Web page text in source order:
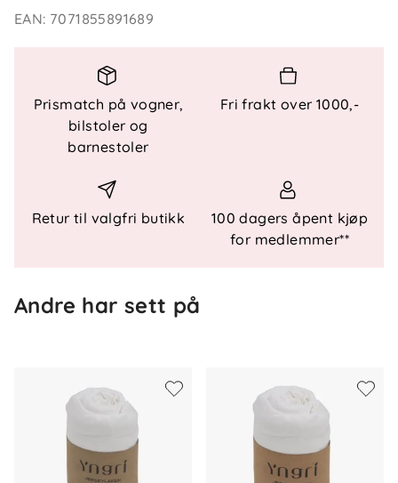
- Elastisk passform - Strikk rundt hele kanten -
Pustende materiale - Formsydd jersey - Kan vaskes
på 60 °C - Bør ikke vaskes med håndklær for å
unngå nupping
- 100 % bomull
EAN: 7071855891689
Prismatch på vogner,
bilstoler og
barnestoler
Fri frakt over 1000,-
Retur til valgfri butikk
100 dagers åpent kjøp
for medlemmer**
Andre har sett på